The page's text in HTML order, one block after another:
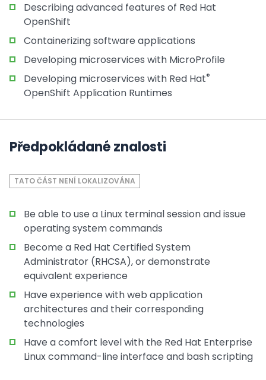
Describing advanced features of Red Hat
OpenShift
Containerizing software applications
Developing microservices with MicroProfile
Developing microservices with Red Hat®
OpenShift Application Runtimes
Předpokládané znalosti
TATO ČÁST NENÍ LOKALIZOVÁNA
Be able to use a Linux terminal session and issue
operating system commands
Become a Red Hat Certified System
Administrator (RHCSA), or demonstrate
equivalent experience
Have experience with web application
architectures and their corresponding
technologies
Have a comfort level with the Red Hat Enterprise
Linux command-line interface and bash scripting